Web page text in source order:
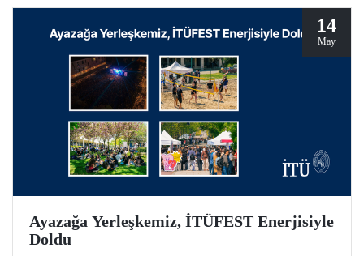
14
May
Ayazağa Yerleşkemiz, İTÜFEST Enerjisiyle
Doldu